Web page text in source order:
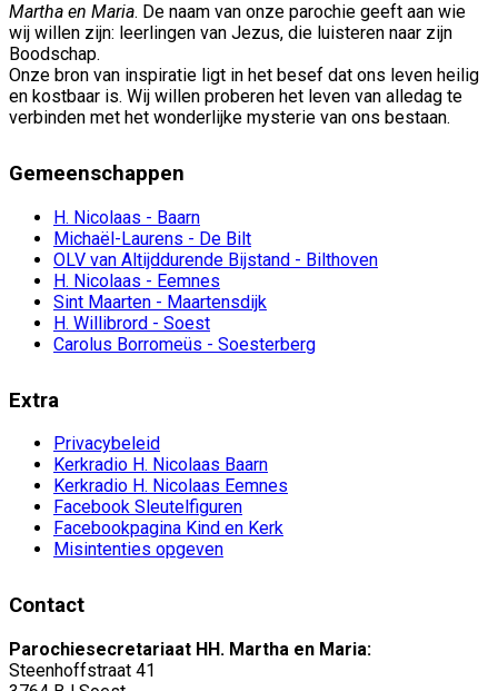
Martha en Maria. De naam van onze parochie geeft aan wie
wij willen zijn: leerlingen van Jezus, die luisteren naar zijn
Boodschap.
Onze bron van inspiratie ligt in het besef dat ons leven heilig
en kostbaar is. Wij willen proberen het leven van alledag te
verbinden met het wonderlijke mysterie van ons bestaan.
Gemeenschappen
H. Nicolaas - Baarn
Michaël-Laurens - De Bilt
OLV van Altijddurende Bijstand - Bilthoven
H. Nicolaas - Eemnes
Sint Maarten - Maartensdijk
H. Willibrord - Soest
Carolus Borromeüs - Soesterberg
Extra
Privacybeleid
Kerkradio H. Nicolaas Baarn
Kerkradio H. Nicolaas Eemnes
Facebook Sleutelfiguren
Facebookpagina Kind en Kerk
Misintenties opgeven
Contact
Parochiesecretariaat HH. Martha en Maria:
Steenhoffstraat 41